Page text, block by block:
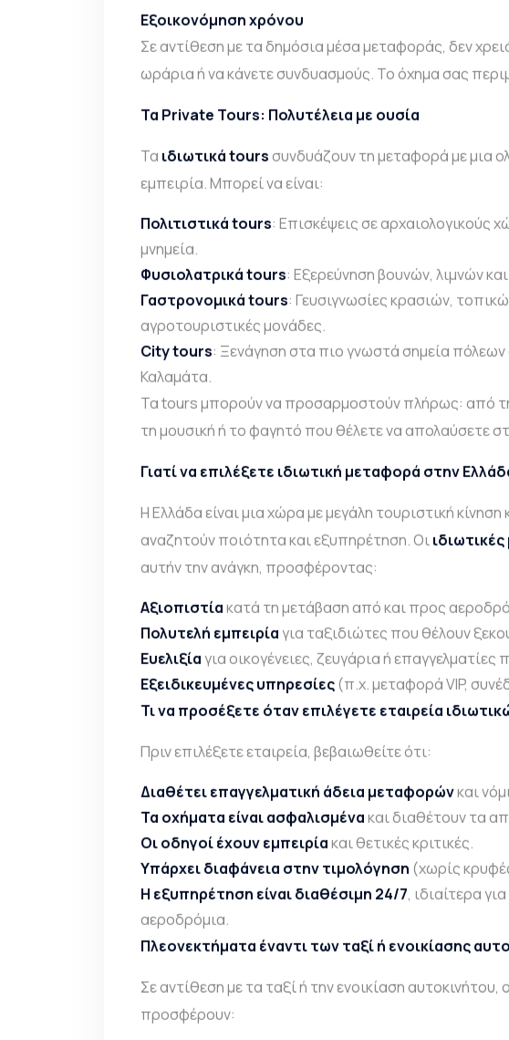
Εξοικονόμηση χρόνου
Σε αντίθεση με τα δημόσια μέσα μεταφοράς, δεν
ωράρια ή να κάνετε συνδυασμούς. Το όχημα σας
Τα Private Tours: Πολυτέλεια με ουσία
Τα ιδιωτικά tours συνδυάζουν τη μεταφορά με μια
εμπειρία. Μπορεί να είναι:
Πολιτιστικά tours: Επισκέψεις σε αρχαιολογικούς
μνημεία.
Φυσιολατρικά tours: Εξερεύνηση βουνών, λιμνών
Γαστρονομικά tours: Γευσιγνωσίες κρασιών,
αγροτουριστικές μονάδες.
City tours: Ξενάγηση στα πιο γνωστά σημεία
Καλαμάτα.
Τα tours μπορούν να προσαρμοστούν πλήρως: από
τη μουσική ή το φαγητό που θέλετε να απολαύσετε
Γιατί να επιλέξετε ιδιωτική μεταφορά στην
Η Ελλάδα είναι μια χώρα με μεγάλη τουριστική
αναζητούν ποιότητα και εξυπηρέτηση. Οι
αυτήν την ανάγκη, προσφέροντας:
Αξιοπιστίακατά τη μετάβαση από και προς
Πολυτελή εμπειρία για ταξιδιώτες που θέλουν
Ευελιξία για οικογένειες, ζευγάρια ή
Εξειδικευμένες υπηρεσίες(π.χ. μεταφορά VIP,
Τι να προσέξετε όταν επιλέγετε εταιρεία
Πριν επιλέξετε εταιρεία, βεβαιωθείτε ότι:
Διαθέτει επαγγελματική άδεια μεταφορώνκαι
Τα οχήματα είναι ασφαλισμένακαι διαθέτουν τα
Οι οδηγοί έχουν εμπειρίακαι θετικές κριτικές.
Υπάρχει διαφάνεια στην τιμολόγηση (χωρίς
Η εξυπηρέτηση είναι διαθέσιμη 24/7, ιδιαίτερα
αεροδρόμια.
Πλεονεκτήματα έναντι των ταξί ή ενοικίασης
Σε αντίθεση με τα ταξί ή την ενοικίαση αυτοκινήτου,
προσφέρουν: